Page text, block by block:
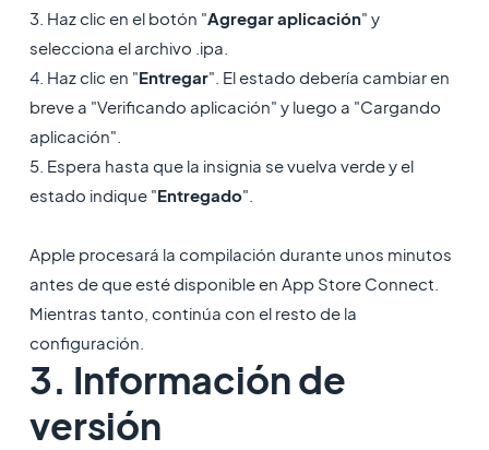
3. Haz clic en el botón "Agregar aplicación" y
selecciona el archivo .ipa.
4. Haz clic en "Entregar". El estado debería cambiar en
breve a "Verificando aplicación" y luego a "Cargando
aplicación".
5. Espera hasta que la insignia se vuelva verde y el
estado indique "Entregado".
Apple procesará la compilación durante unos minutos
antes de que esté disponible en App Store Connect.
Mientras tanto, continúa con el resto de la
configuración.
3. Información de
versión